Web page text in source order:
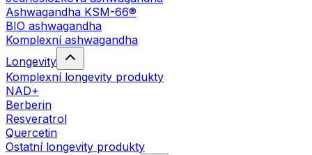
Ashwagandha KSM-66®
BIO ashwagandha
Komplexní ashwagandha
Longevity
Komplexní longevity produkty
NAD+
Berberin
Resveratrol
Quercetin
Ostatní longevity produkty